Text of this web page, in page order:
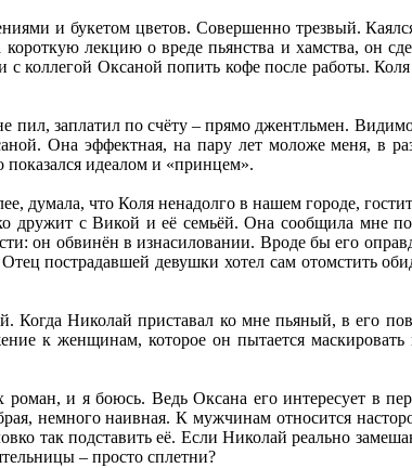
и букетом цветов. Совершенно трезвый.
лекцию о вреде пьянства и хамства, он
коллегой Оксаной попить кофе после работы.
пил, заплатил по счёту – прямо джентльмен.
Она эффектная, на пару лет моложе меня, в
идеалом и «принцем».
думала, что Коля ненадолго в нашем городе, гостит
дружит с Викой и её семьёй. Она сообщила мне
он обвинён в изнасиловании. Вроде бы его
пострадавшей девушки хотел сам отомстить
Николай приставал ко мне пьяный, в его
к женщинам, которое он пытается
и я боюсь. Ведь Оксана его интересует в
немного наивная. К мужчинам относится
так подставить её. Если Николай реально
– просто сплетни?